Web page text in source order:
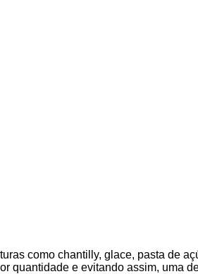
como chantilly, glace, pasta de
quantidade e evitando assim, uma